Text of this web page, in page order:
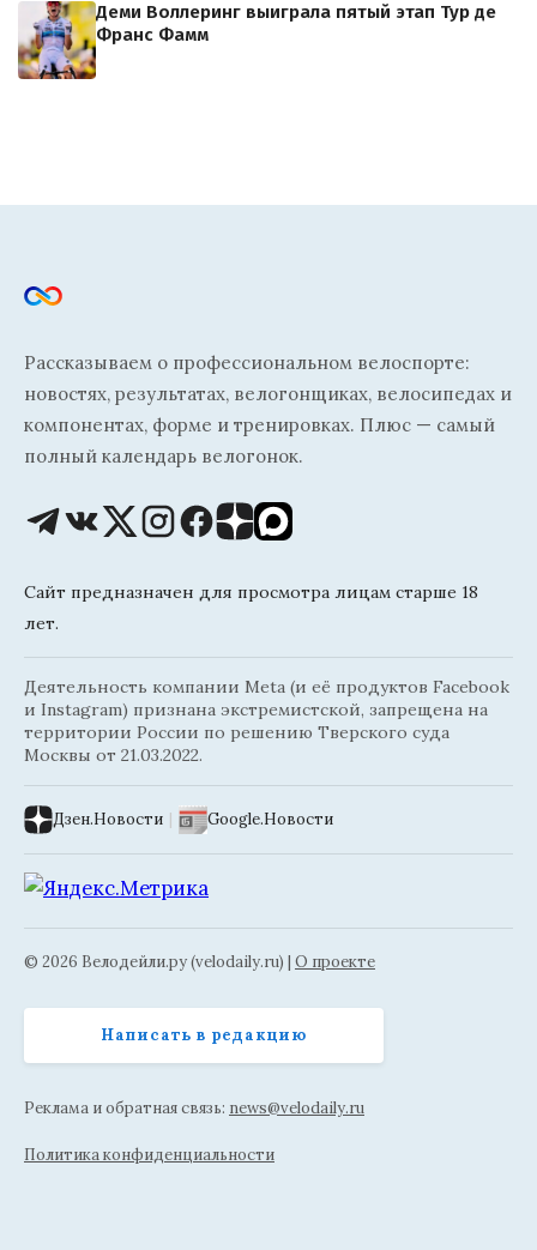
Деми Воллеринг выиграла пятый этап Тур де
Франс Фамм
Рассказываем о профессиональном велоспорте:
новостях, результатах, велогонщиках, велосипедах и
компонентах, форме и тренировках. Плюс — самый
полный календарь велогонок.
Сайт предназначен для просмотра лицам старше 18
лет.
Деятельность компании Meta (и её продуктов Facebook
и Instagram) признана экстремистской, запрещена на
территории России по решению Тверского суда
Москвы от 21.03.2022.
Дзен.Новости | Google.Новости
© 2026 Велодейли.ру (velodaily.ru) | О проекте
Написать в редакцию
Реклама и обратная связь: news@velodaily.ru
Политика конфиденциальности